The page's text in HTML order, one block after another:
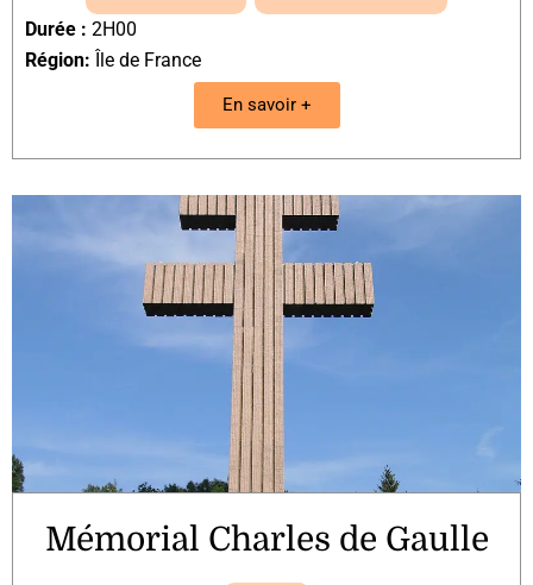
Durée : 2H00
Région: Île de France
En savoir +
Mémorial Charles de Gaulle